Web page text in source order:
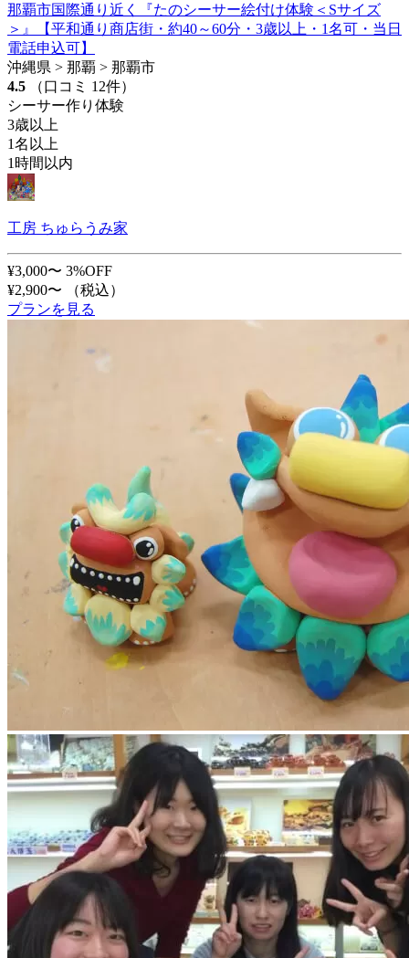
那覇市国際通り近く『たのシーサー絵付け体験＜Sサイズ
＞』【平和通り商店街・約40～60分・3歳以上・1名可・当日
電話申込可】
沖縄県 > 那覇 > 那覇市
4.5
（口コミ 12件）
シーサー作り体験
3歳以上
1名以上
1時間以内
工房 ちゅらうみ家
¥3,000〜 3%OFF
¥2,900〜
（税込）
プランを見る